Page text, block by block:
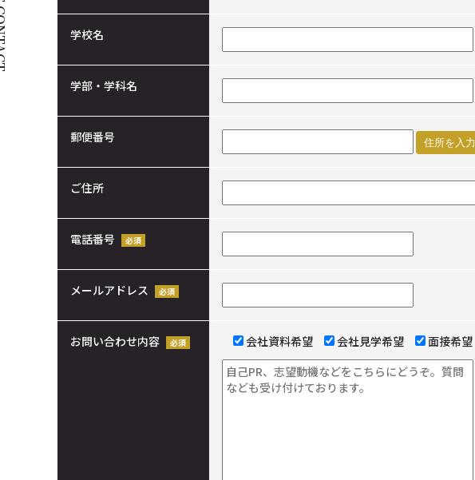
学校名
学部・学科名
郵便番号 住所を入力
ご住所
電話番号
メールアドレス
お問い合わせ内容 会社資料希望 会社見学希望 面接希望